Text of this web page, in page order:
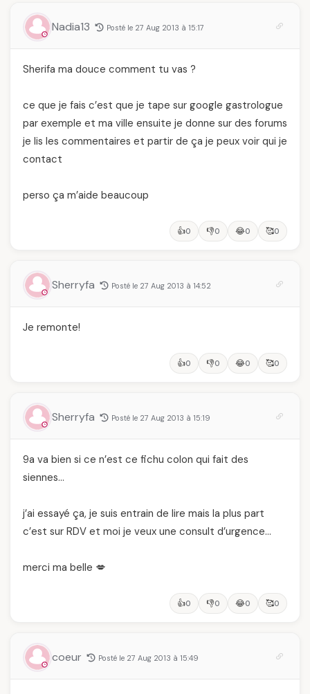
Nadia13 Posté le 27 Aug 2013 à 15:17
Sherifa ma douce comment tu vas ?
ce que je fais c’est que je tape sur google gastrologue
par exemple et ma ville ensuite je donne sur des forums
je lis les commentaires et partir de ça je peux voir qui je
contact
perso ça m’aide beaucoup
👍0 👎0 😂0 🥰0
Sherryfa Posté le 27 Aug 2013 à 14:52
Je remonte!
👍0 👎0 😂0 🥰0
Sherryfa Posté le 27 Aug 2013 à 15:19
9a va bien si ce n’est ce fichu colon qui fait des
siennes…
j’ai essayé ça, je suis entrain de lire mais la plus part
c’est sur RDV et moi je veux une consult d’urgence…
merci ma belle 💋
👍0 👎0 😂0 🥰0
coeur Posté le 27 Aug 2013 à 15:49